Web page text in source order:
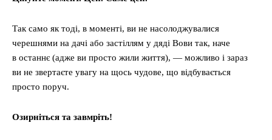
Так само як тоді, в моменті, ви не насолоджувалися
черешнями на дачі або застіллям у дяді Вови так, наче
в останнє (адже ви просто жили життя), — можливо і зараз
ви не звертаєте увагу на щось чудове, що відбувається
просто поруч.
Озирніться та завмріть!